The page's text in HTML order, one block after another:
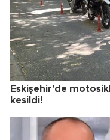
Eskişehir'de
kesildi!